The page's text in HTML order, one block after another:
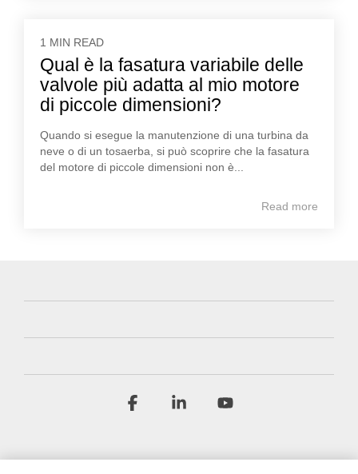
1 MIN READ
Qual è la fasatura variabile delle
valvole più adatta al mio motore
di piccole dimensioni?
Quando si esegue la manutenzione di una turbina da
neve o di un tosaerba, si può scoprire che la fasatura
del motore di piccole dimensioni non è...
Read more
Facebook Linkedin